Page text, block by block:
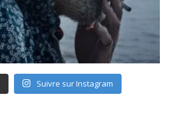
Suivre sur Instagram